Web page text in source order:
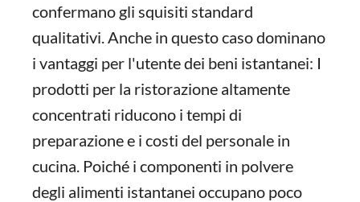
confermano gli squisiti standard
qualitativi. Anche in questo caso dominano
i vantaggi per l'utente dei beni istantanei: I
prodotti per la ristorazione altamente
concentrati riducono i tempi di
preparazione e i costi del personale in
cucina. Poiché i componenti in polvere
degli alimenti istantanei occupano poco